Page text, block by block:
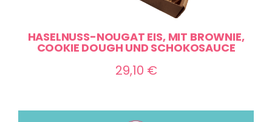
HASELNUSS-NOUGAT EIS, MIT BROWNIE,
COOKIE DOUGH UND SCHOKOSAUCE
29,10 €